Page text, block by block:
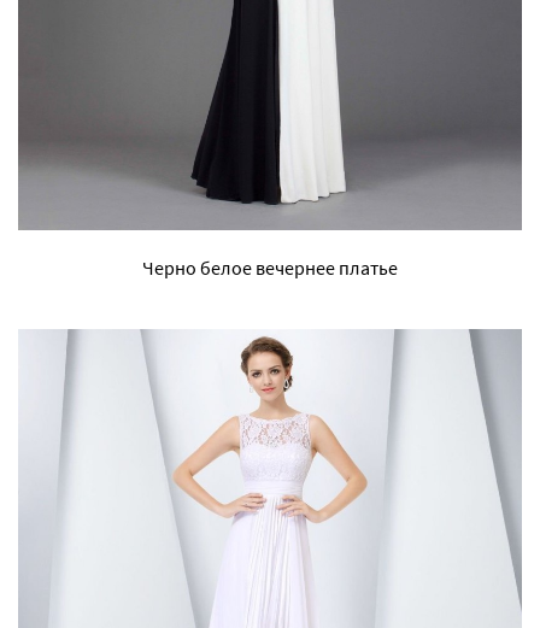
Черно белое вечернее платье